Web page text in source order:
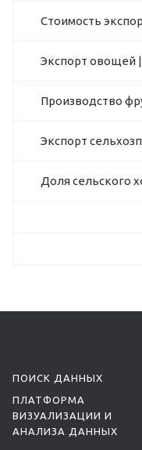
Стоимость
Экспорт овощей
Производство
Экспорт
Доля сельского
ПОИСК ДАННЫХ
ПЛАТФОРМА
ВИЗУАЛИЗАЦИИ И
АНАЛИЗА ДАННЫХ